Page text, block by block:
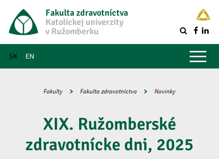
Fakulta zdravotníctva
Katolíckej univerzity
v Ružomberku
SK EN
Hlavné menu
Fakulty Fakulta zdravotníctva Novinky
XIX. Ružomberské
zdravotnícke dni, 2025